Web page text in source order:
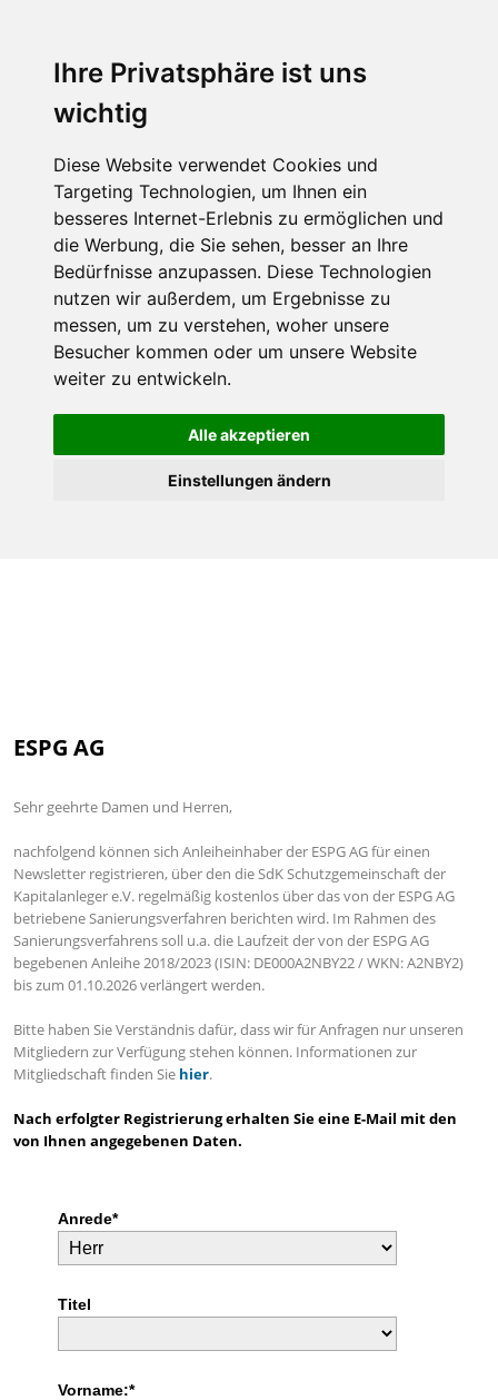
Ihre Privatsphäre ist uns
wichtig
Diese Website verwendet Cookies und
Targeting Technologien, um Ihnen ein
besseres Internet-Erlebnis zu ermöglichen und
die Werbung, die Sie sehen, besser an Ihre
Bedürfnisse anzupassen. Diese Technologien
nutzen wir außerdem, um Ergebnisse zu
messen, um zu verstehen, woher unsere
Besucher kommen oder um unsere Website
weiter zu entwickeln.
Alle akzeptieren
Einstellungen ändern
ESPG AG
Sehr geehrte Damen und Herren,
nachfolgend können sich Anleiheinhaber der ESPG AG für einen
Newsletter registrieren, über den die SdK Schutzgemeinschaft der
Kapitalanleger e.V. regelmäßig kostenlos über das von der ESPG AG
betriebene Sanierungsverfahren berichten wird. Im Rahmen des
Sanierungsverfahrens soll u.a. die Laufzeit der von der ESPG AG
begebenen Anleihe 2018/2023 (ISIN: DE000A2NBY22 / WKN: A2NBY2)
bis zum 01.10.2026 verlängert werden.
Bitte haben Sie Verständnis dafür, dass wir für Anfragen nur unseren
Mitgliedern zur Verfügung stehen können. Informationen zur
Mitgliedschaft finden Sie hier.
Nach erfolgter Registrierung erhalten Sie eine E-Mail mit den
von Ihnen angegebenen Daten.
Anrede*
Titel
Vorname:*